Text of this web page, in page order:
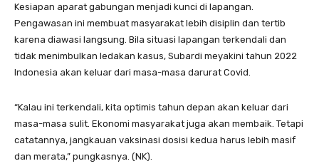
Kesiapan aparat gabungan menjadi kunci di lapangan.
Pengawasan ini membuat masyarakat lebih disiplin dan tertib
karena diawasi langsung. Bila situasi lapangan terkendali dan
tidak menimbulkan ledakan kasus, Subardi meyakini tahun 2022
Indonesia akan keluar dari masa-masa darurat Covid.
“Kalau ini terkendali, kita optimis tahun depan akan keluar dari
masa-masa sulit. Ekonomi masyarakat juga akan membaik. Tetapi
catatannya, jangkauan vaksinasi dosisi kedua harus lebih masif
dan merata,” pungkasnya. (NK).